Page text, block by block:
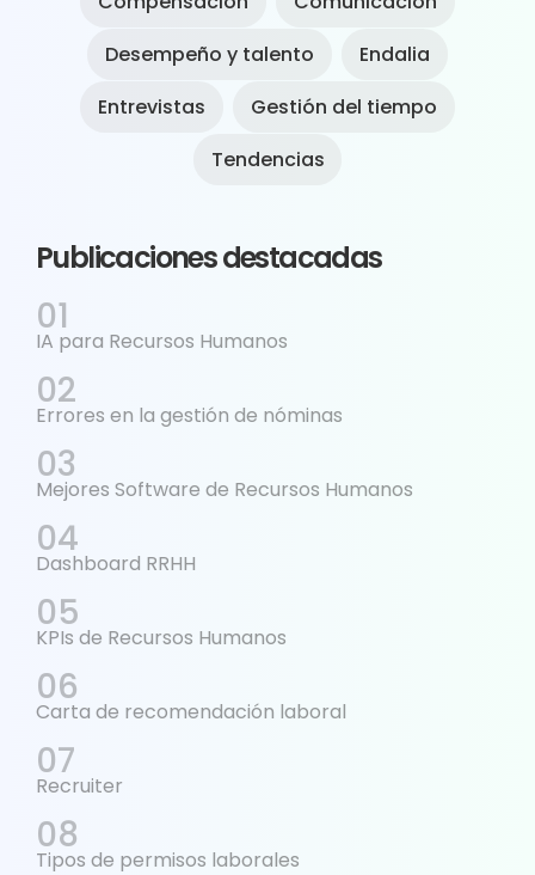
Desempeño y talento
Endalia
Entrevistas
Gestión del tiempo
Tendencias
Publicaciones destacadas
IA para Recursos Humanos
Errores en la gestión de nóminas
Mejores Software de Recursos Humanos
Dashboard RRHH
KPIs de Recursos Humanos
Carta de recomendación laboral
Recruiter
Tipos de permisos laborales